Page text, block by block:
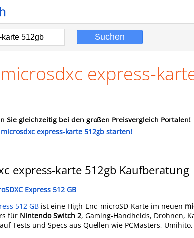
express-
Sie gleichzeitig bei den großen Preisvergleich Portalen!
express-karte 512gb starten!
express-karte 512gb Kaufberatung
Express 512 GB
512 GB ist eine High-End-microSD-Karte im neuen
für Nintendo Switch 2, Gaming-Handhelds, Drohnen,
Tests und Specs aus Quellen wie PCMasters,